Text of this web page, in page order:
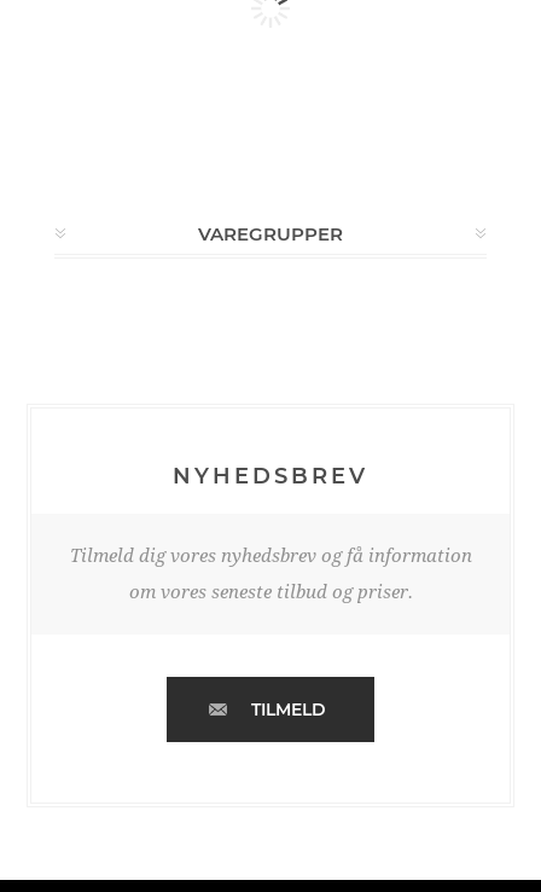
VAREGRUPPER
NYHEDSBREV
Tilmeld dig vores nyhedsbrev og få information
om vores seneste tilbud og priser.
TILMELD